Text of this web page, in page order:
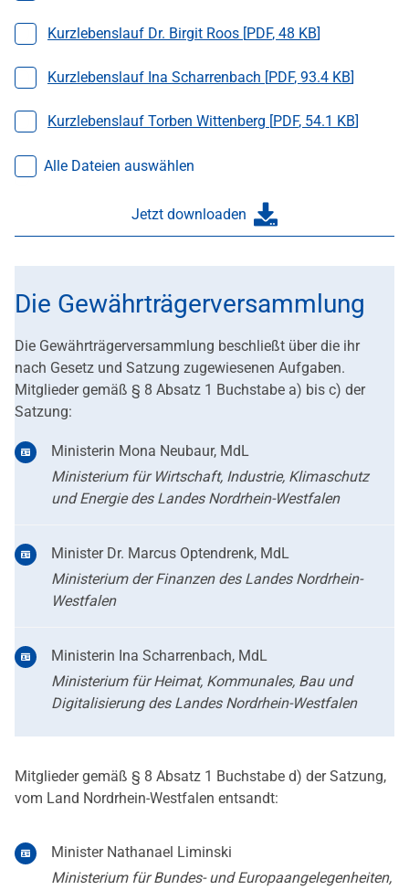
Datei auswählen
Kurzlebenslauf Dr. Birgit Roos [PDF, 48 KB]
Datei auswählen
Kurzlebenslauf Ina Scharrenbach [PDF, 93.4 KB]
Datei auswählen
Kurzlebenslauf Torben Wittenberg [PDF, 54.1 KB]
Alle Dateien auswählen
Jetzt downloaden
Die Gewährträgerversammlung
Die Gewährträgerversammlung beschließt über die ihr
nach Gesetz und Satzung zugewiesenen Aufgaben.
Mitglieder gemäß § 8 Absatz 1 Buchstabe a) bis c) der
Satzung:
Ministerin Mona Neubaur, MdL
Ministerium für Wirtschaft, Industrie, Klimaschutz
und Energie des Landes Nordrhein-Westfalen
Minister Dr. Marcus Optendrenk, MdL
Ministerium der Finanzen des Landes Nordrhein-
Westfalen
Ministerin Ina Scharrenbach, MdL
Ministerium für Heimat, Kommunales, Bau und
Digitalisierung des Landes Nordrhein-Westfalen
Mitglieder gemäß § 8 Absatz 1 Buchstabe d) der Satzung,
vom Land Nordrhein-Westfalen entsandt:
Minister Nathanael Liminski
Ministerium für Bundes- und Europaangelegenheiten,